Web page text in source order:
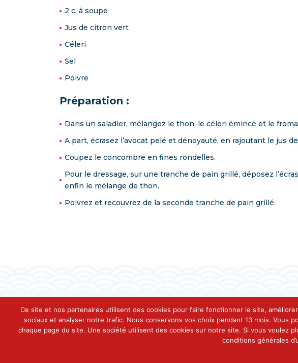
2 c. à soupe
Jus de citron vert
Céleri
Sel
Poivre
Préparation :
Dans un saladier, mélangez le thon, le céleri émincé et le
A part, écrasez l’avocat pelé et dénoyauté, en rajoutant le jus
Coupez le concombre en fines rondelles.
Pour le dressage, sur une tranche de pain grillé, déposez
enfin le mélange de thon.
Poivrez et recouvrez de la seconde tranche de pain grillé.
Ce site et nos partenaires utilisent des cookies pour faire fonctionner le site,
sociaux et analyser notre trafic. Nous conservons vos choix pendant 13 mois. Vous
chaque page du site. Une société utilisent des cookies sur notre site. Si vous voulez
conditions générales